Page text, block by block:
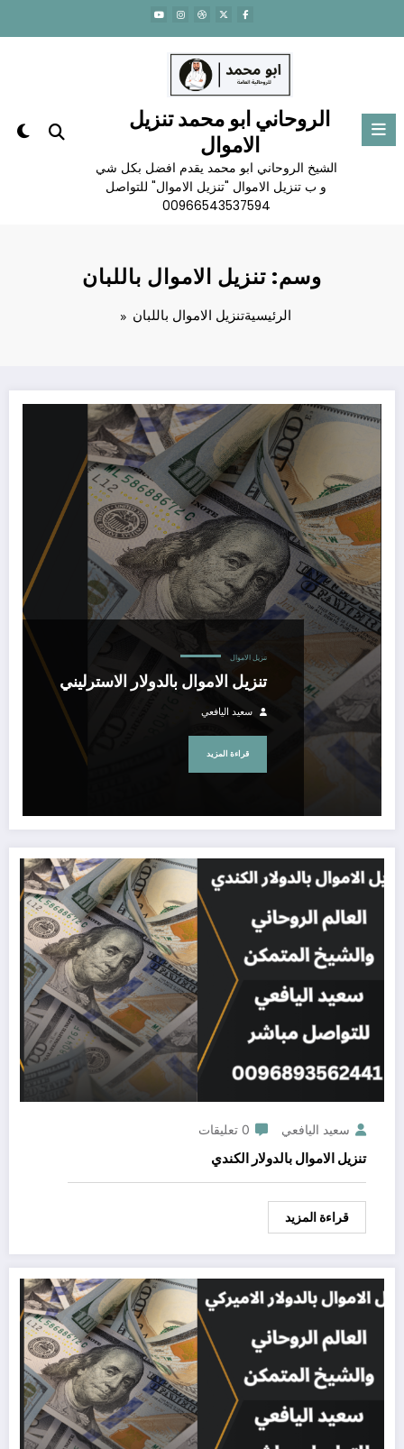
المحتوى
الروحاني ابو محمد تنزيل
الاموال
الشيخ الروحاني ابو محمد يقدم افضل بكل شي
و ب تنزيل الاموال "تنزيل الاموال" للتواصل
00966543537594
وسم: تنزيل الاموال باللبان
الرئيسيةتنزيل الاموال باللبان
تنزيل الاموال بالدولار الاسترليني
تنزيل الاموال
تنزيل الاموال بالدولار الاسترليني
سعيد اليافعي
قراءة المزيد
سعيد اليافعي 0 تعليقات
تنزيل الاموال بالدولار الكندي
قراءة المزيد